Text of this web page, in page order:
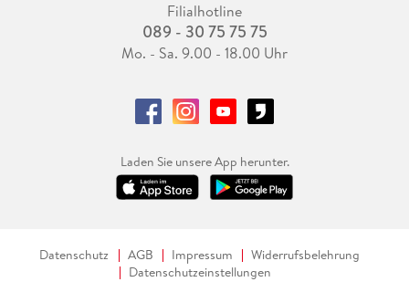
Filialhotline
089 - 30 75 75 75
Mo. - Sa. 9.00 - 18.00 Uhr
Laden Sie unsere App herunter.
Datenschutz AGB Impressum
Widerrufsbelehrung
Datenschutzeinstellungen